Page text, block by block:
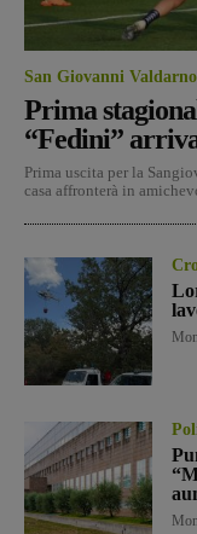
San Giovanni Valdarno
Prima
“Fedini”
Prima uscita per la
casa affronterà in